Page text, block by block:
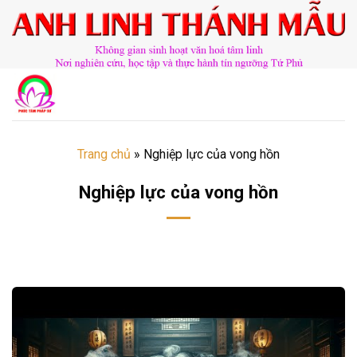
Chuyển
đến
Trang chủ » Nghiệp lực của vong hồn
Nghiệp lực của vong hồn